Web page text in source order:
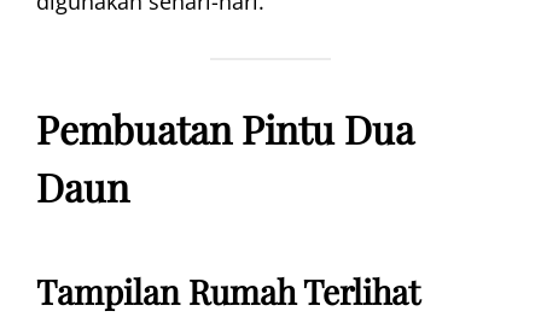
Pembuatan Pintu Dua
Daun
Tampilan Rumah Terlihat